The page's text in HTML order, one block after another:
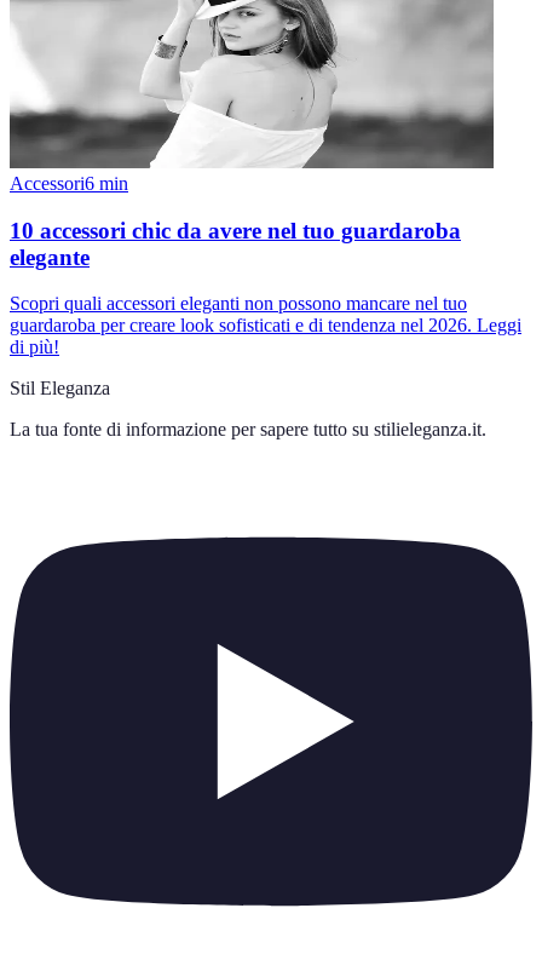
Accessori6 min
10 accessori chic da avere nel tuo guardaroba
elegante
Scopri quali accessori eleganti non possono mancare nel tuo
guardaroba per creare look sofisticati e di tendenza nel 2026. Leggi
di più!
Stil Eleganza
La tua fonte di informazione per sapere tutto su stilieleganza.it.